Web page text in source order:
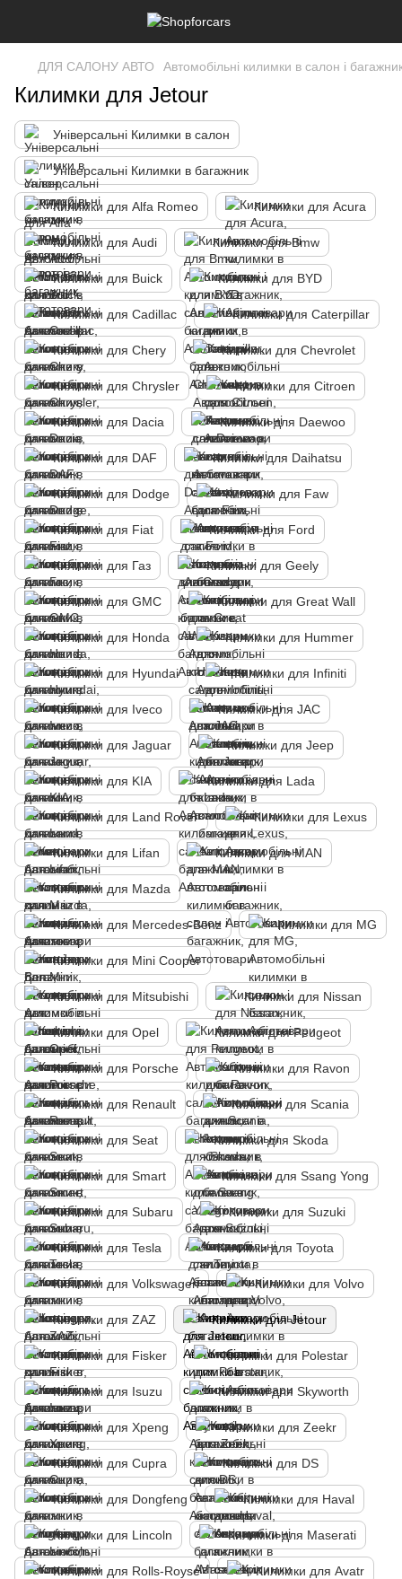
ДЛЯ САЛОНУ АВТО Автомобільні килимки в салон і
Килимки для Jetour
Універсальні Килимки в салон
Універсальні Килимки в багажник
Килимки для Alfa Romeo Килимки для Acura
Килимки для Audi Килимки для Bmw
Килимки для Buick Килимки для BYD
Килимки для Cadillac Килимки для Caterpillar
Килимки для Chery Килимки для Chevrolet
Килимки для Chrysler Килимки для Citroen
Килимки для Dacia Килимки для Daewoo
Килимки для DAF Килимки для Daihatsu
Килимки для Dodge Килимки для Faw
Килимки для Fiat Килимки для Ford
Килимки для Газ Килимки для Geely
Килимки для GMC Килимки для Great Wall
Килимки для Honda Килимки для Hummer
Килимки для Hyundai Килимки для Infiniti
Килимки для Iveco Килимки для JAC
Килимки для Jaguar Килимки для Jeep
Килимки для KIA Килимки для Lada
Килимки для Land Rover Килимки для Lexus
Килимки для Lifan Килимки для MAN
Килимки для Mazda
Килимки для Mercedes-Benz Килимки для MG
Килимки для Mini Cooper
Килимки для Mitsubishi Килимки для Nissan
Килимки для Opel Килимки для Peugeot
Килимки для Porsche Килимки для Ravon
Килимки для Renault Килимки для Scania
Килимки для Seat Килимки для Skoda
Килимки для Smart Килимки для Ssang Yong
Килимки для Subaru Килимки для Suzuki
Килимки для Tesla Килимки для Toyota
Килимки для Volkswagen Килимки для Volvo
Килимки для ZAZ Килимки для Jetour
Килимки для Fisker Килимки для Polestar
Килимки для Isuzu Килимки для Skyworth
Килимки для Xpeng Килимки для Zeekr
Килимки для Cupra Килимки для DS
Килимки для Dongfeng Килимки для Haval
Килимки для Lincoln Килимки для Maserati
Килимки для Rolls-Royse Килимки для Avatr